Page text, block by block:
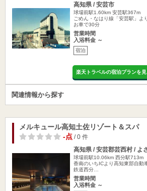
高知県 / 安芸市
球場前駅1.60km 安芸駅367m
ごめん・なはり線「安芸駅」よ
お車で30分
営業時間
入浴料金 ～
宿泊
楽天トラベルの宿泊プランを見
関連情報から探す
メルキュール高知土佐リゾート＆スパ
-点/ 0 件
高知県 / 安芸郡芸西村 / よ
球場前駅10.06km 西分駅713m
香南のいちICより高知東部自動
鉄道西分…
営業時間
入浴料金 ～